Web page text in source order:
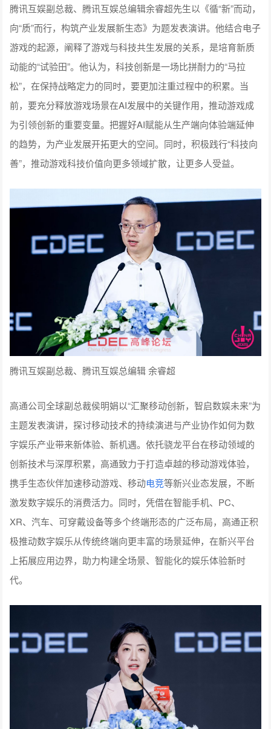
游戏的起源，阐释了游戏与科技共生发展的关系，是培育新质
动能的“试验田”。他认为，科技创新是一场比拼耐力的“马拉
松”，在保持战略定力的同时，要更加注重过程中的积累。当
前，要充分释放游戏场景在AI发展中的关键作用，推动游戏成
为引领创新的重要变量。把握好AI赋能从生产端向体验端延伸
的趋势，为产业发展开拓更大的空间。同时，积极践行“科技向
善”，推动游戏科技价值向更多领域扩散，让更多人受益。
腾讯互娱副总裁、腾讯互娱总编辑 余睿超
高通公司全球副总裁侯明娟以“汇聚移动创新，智启数娱未来”为
字娱乐产业带来新体验、新机遇。依托骁龙平台在移动领域的
创新技术与深厚积累，高通致力于打造卓越的移动游戏体验，
携手生态伙伴加速移动游戏、移动电竞等新兴业态发展，不断
激发数字娱乐的消费活力。同时，凭借在智能手机、PC、
XR、汽车、可穿戴设备等多个终端形态的广泛布局，高通正积
极推动数字娱乐从传统终端向更丰富的场景延伸，在新兴平台
上拓展应用边界，助力构建全场景、智能化的娱乐体验新时
代。